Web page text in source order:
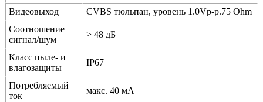
Видеовыход
CVBS тюльпан, уровень 1.0Vp-p.75 Ohm
Соотношение
сигнал/шум
> 48 дБ
Класс пыле- и
влагозащиты
IP67
Потребляемый
ток
макс. 40 мА